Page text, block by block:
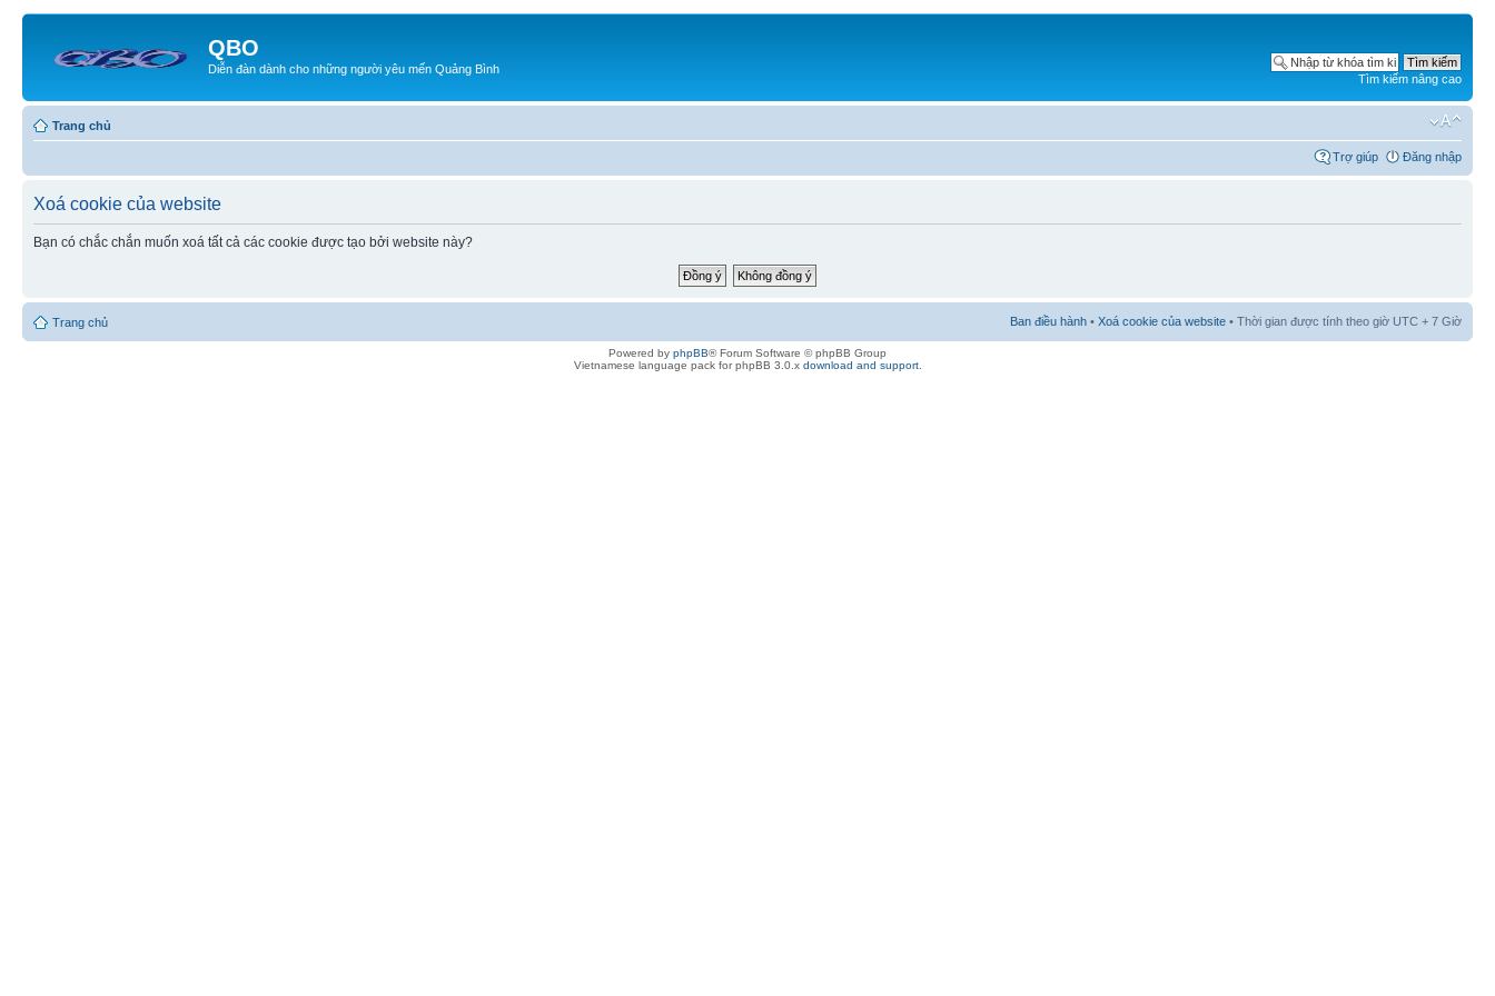
QBO
Diễn đàn dành cho những người yêu mến Quảng Bình
Tìm kiếm nâng cao
Trang chủ
Trợ giúp Đăng nhập
Xoá cookie của website
Bạn có chắc chắn muốn xoá tất cả các cookie được tạo bởi website này?
Trang chủ Ban điều hành • Xoá cookie của website • Thời gian được tính theo giờ UTC + 7 Giờ
Powered by phpBB® Forum Software © phpBB Group
Vietnamese language pack for phpBB 3.0.x download and support.